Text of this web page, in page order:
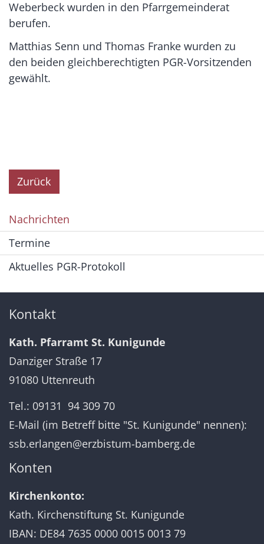
Weberbeck wurden in den Pfarrgemeinderat
berufen.
Matthias Senn und Thomas Franke wurden zu
den beiden gleichberechtigten PGR-Vorsitzenden
gewählt.
Zurück
Nachrichten
Termine
Aktuelles PGR-Protokoll
Kontakt
Kath. Pfarramt St. Kunigunde
Danziger Straße 17
91080 Uttenreuth
Tel.: 09131 94 309 70
E-Mail (im Betreff bitte "St. Kunigunde" nennen):
ssb.erlangen@erzbistum-bamberg.de
Konten
Kirchenkonto:
Kath. Kirchenstiftung St. Kunigunde
IBAN: DE84 7635 0000 0015 0013 79